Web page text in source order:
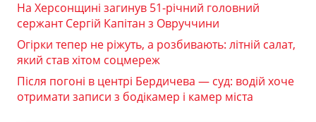
На Херсонщині загинув 51-річний головний
сержант Сергій Капітан з Овруччини
Огірки тепер не ріжуть, а розбивають: літній салат,
який став хітом соцмереж
Після погоні в центрі Бердичева — суд: водій хоче
отримати записи з бодікамер і камер міста